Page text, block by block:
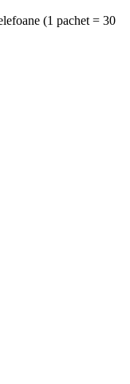
(1 pachet = 30